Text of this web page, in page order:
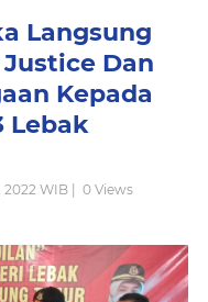
Langsung
Dan
Kepada
Lebak
WIB | 0Views